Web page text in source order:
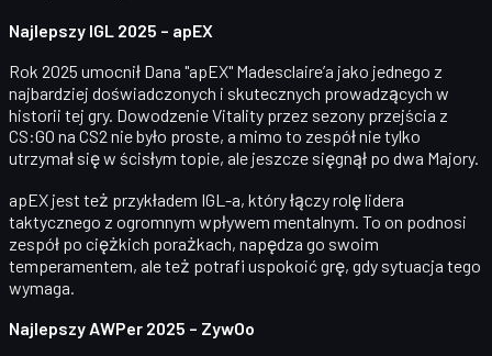
Najlepszy IGL 2025 – apEX
Rok 2025 umocnił Dana "apEX" Madesclaire’a jako jednego z
najbardziej doświadczonych i skutecznych prowadzących w
historii tej gry. Dowodzenie Vitality przez sezony przejścia z
CS:GO na CS2 nie było proste, a mimo to zespół nie tylko
utrzymał się w ścisłym topie, ale jeszcze sięgnął po dwa Majory.
apEX jest też przykładem IGL-a, któryłączy rolę lidera
taktycznego z ogromnym wpływem mentalnym. To on podnosi
zespół po ciężkich porażkach, napędza go swoim
temperamentem, ale też potrafi uspokoić grę, gdy sytuacja tego
wymaga.
Najlepszy AWPer 2025 – ZywOo